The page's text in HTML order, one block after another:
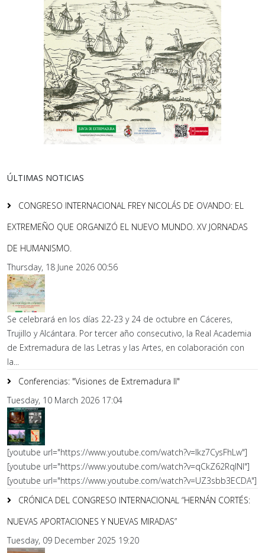
ÚLTIMAS NOTICIAS
CONGRESO INTERNACIONAL FREY NICOLÁS DE OVANDO: EL
EXTREMEÑO QUE ORGANIZÓ EL NUEVO MUNDO. XV JORNADAS
DE HUMANISMO.
Thursday, 18 June 2026 00:56
Se celebrará en los días 22-23 y 24 de octubre en Cáceres,
Trujillo y Alcántara. Por tercer año consecutivo, la Real Academia
de Extremadura de las Letras y las Artes, en colaboración con
la...
Conferencias: "Visiones de Extremadura II"
Tuesday, 10 March 2026 17:04
[youtube url="https://www.youtube.com/watch?v=lkz7CysFhLw"]
[youtube url="https://www.youtube.com/watch?v=qCkZ62RqlNI"]
[youtube url="https://www.youtube.com/watch?v=UZ3sbb3ECDA"]
CRÓNICA DEL CONGRESO INTERNACIONAL “HERNÁN CORTÉS:
NUEVAS APORTACIONES Y NUEVAS MIRADAS”
Tuesday, 09 December 2025 19:20